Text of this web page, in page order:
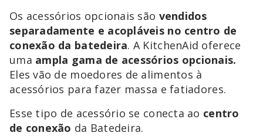
Os acessórios opcionais são vendidos
separadamente e acopláveis no centro de
conexão da batedeira. A KitchenAid oferece
uma ampla gama de acessórios opcionais.
Eles vão de moedores de alimentos à
acessórios para fazer massa e fatiadores.
Esse tipo de acessório se conecta ao centro
de conexão da Batedeira.